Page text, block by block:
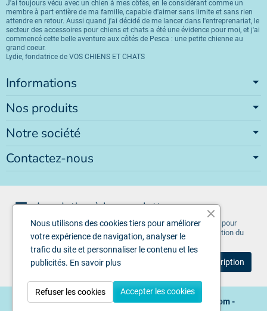
J'ai toujours vécu avec un chien à mes côtés, en le considérant comme un
membre à part entière de ma famille, capable d'aimer sans limite et sans rien
attendre en retour. Aussi quand j'ai décidé de me lancer dans l'entreprenariat, le
secteur des accessoires pour chiens et chats a été une évidence pour moi, et j'ai
commencé cette belle aventure aux côtés de Pesca : une petite chienne au
grand coeur.
Lydie, fondatrice de VOS CHIENS ET CHATS
Informations
Nos produits
Notre société
Contactez-nous
Inscription à la newsletter
Vous pouvez vous désinscrire à tout moment. Vous trouverez pour
cela nos informations de contact dans les conditions d'utilisation du
Copyright © 2026 - Design byVoschiensetchats.com-
Nous utilisons des cookies tiers pour améliorer
votre expérience de navigation, analyser le
trafic du site et personnaliser le contenu et les
publicités. En savoir plus
Accepter les cookies
Refuser les cookies